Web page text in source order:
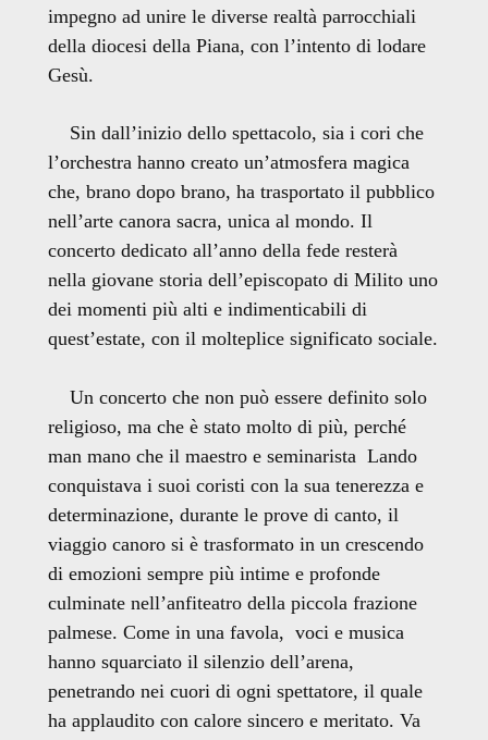
impegno ad unire le diverse realtà parrocchiali
della diocesi della Piana, con l’intento di lodare
Gesù.
Sin dall’inizio dello spettacolo, sia i cori che
l’orchestra hanno creato un’atmosfera magica
che, brano dopo brano, ha trasportato il pubblico
nell’arte canora sacra, unica al mondo. Il
concerto dedicato all’anno della fede resterà
nella giovane storia dell’episcopato di Milito uno
dei momenti più alti e indimenticabili di
quest’estate, con il molteplice significato sociale.
Un concerto che non può essere definito solo
religioso, ma che è stato molto di più, perché
man mano che il maestro e seminarista Lando
conquistava i suoi coristi con la sua tenerezza e
determinazione, durante le prove di canto, il
viaggio canoro si è trasformato in un crescendo
di emozioni sempre più intime e profonde
culminate nell’anfiteatro della piccola frazione
palmese. Come in una favola, voci e musica
hanno squarciato il silenzio dell’arena,
penetrando nei cuori di ogni spettatore, il quale
ha applaudito con calore sincero e meritato. Va